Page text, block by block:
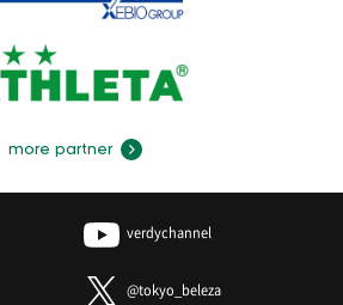
more partner
verdychannel
@tokyo_beleza